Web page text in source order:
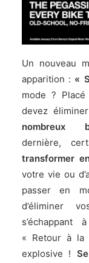
Un nouveau
apparition : «
mode ?
devez
nombreux
dernière,
transformer
votre vie ou
passer en
d’éliminer
s’échappant
« Retour à la
explosive !